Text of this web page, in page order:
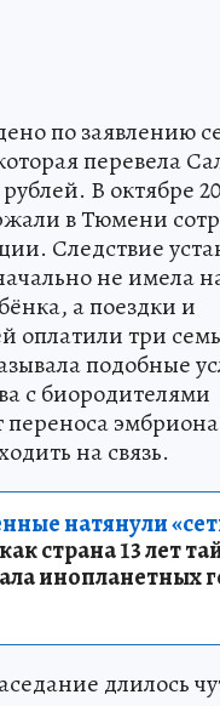
по заявлению
перевела
В октябре
в Тюмени
Следствие
не имела
а поездки и
оплатили три
подобные
с биородителями
переноса
на связь.
натянули
страна 13 лет
инопланетных
длилось